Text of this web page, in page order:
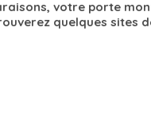
votre porte
quelques sites